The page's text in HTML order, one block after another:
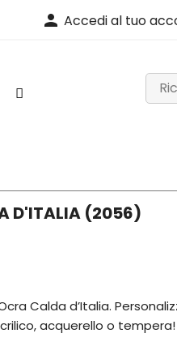
person Accedi al tuo
D'ITALIA (2056)
Calda d’Italia.
acquerello o tempera!